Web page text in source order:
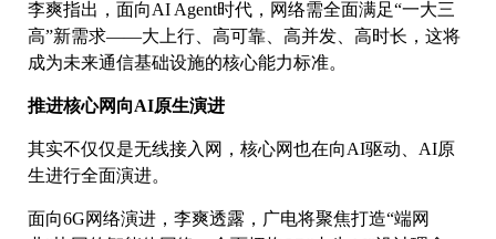
李爽指出，面向AI Agent时代，网络需全面满足“一大三
高”新需求——大上行、高可靠、高并发、高时长，这将
成为未来通信基础设施的核心能力标准。
推进核心网向AI原生演进
其实不仅仅是无线接入网，核心网也在向AI驱动、AI原
生进行全面演进。
面向6G网络演进，李爽透露，广电将聚焦打造“端网